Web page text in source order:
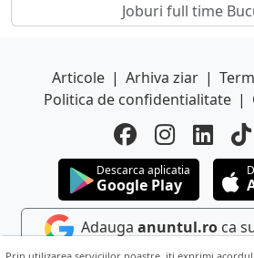
Joburi full time
Articole | Arhiva ziar |
Politica de confidentialitate |
Descarca aplicatia
Google Play
Adauga anuntul.roca